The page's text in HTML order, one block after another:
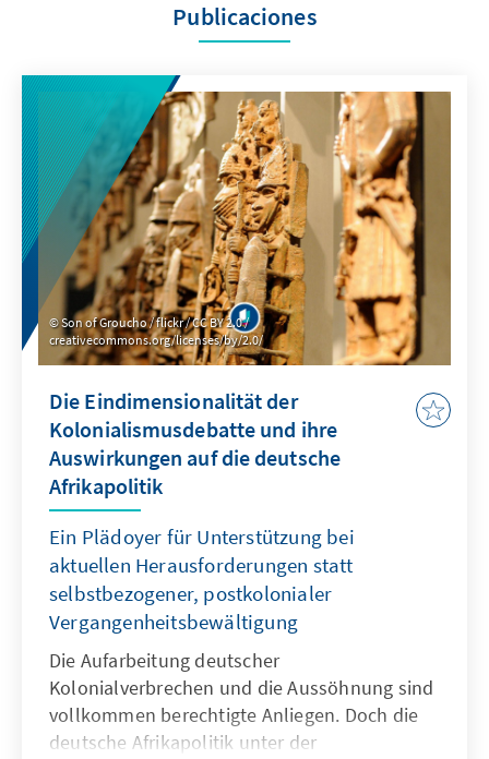
Publicaciones
Son of Groucho / flickr / CC BY 2.0 /
creativecommons.org/licenses/by/2.0/
Die Eindimensionalität der
Kolonialismusdebatte und ihre
Auswirkungen auf die deutsche
Afrikapolitik
Ein Plädoyer für Unterstützung bei
aktuellen Herausforderungen statt
selbstbezogener, postkolonialer
Vergangenheitsbewältigung
Die Aufarbeitung deutscher
Kolonialverbrechen und die Aussöhnung sind
vollkommen berechtigte Anliegen. Doch die
deutsche Afrikapolitik unter der